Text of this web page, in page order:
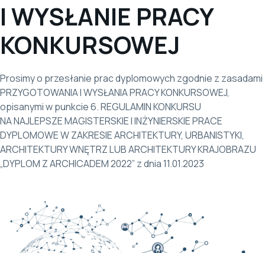
I WYSŁANIE PRACY
KONKURSOWEJ
Prosimy o przesłanie prac dyplomowych zgodnie z zasadami
PRZYGOTOWANIA I WYSŁANIA PRACY KONKURSOWEJ,
opisanymi w punkcie 6. REGULAMIN KONKURSU
NA NAJLEPSZE MAGISTERSKIE I INŻYNIERSKIE PRACE
DYPLOMOWE W ZAKRESIE ARCHITEKTURY, URBANISTYKI,
ARCHITEKTURY WNĘTRZ LUB ARCHITEKTURY KRAJOBRAZU
„DYPLOM Z ARCHICADEM 2022” z dnia 11.01.2023